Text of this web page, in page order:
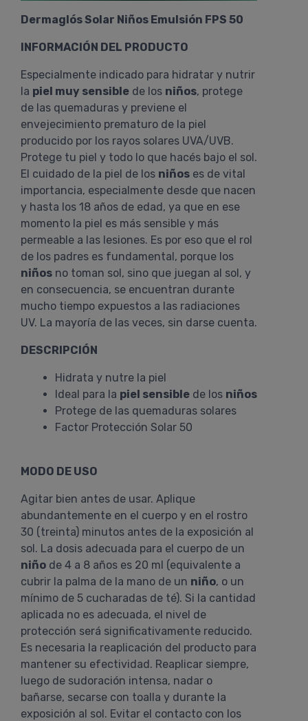
Dermaglós Solar Niños Emulsión FPS 50
INFORMACIÓN DEL PRODUCTO
Especialmente indicado para hidratar y nutrir
la piel muy sensible de los niños, protege
de las quemaduras y previene el
envejecimiento prematuro de la piel
producido por los rayos solares UVA/UVB.
Protege tu piel y todo lo que hacés bajo el sol.
El cuidado de la piel de los niños es de vital
importancia, especialmente desde que nacen
y hasta los 18 años de edad, ya que en ese
momento la piel es más sensible y más
permeable a las lesiones. Es por eso que el rol
de los padres es fundamental, porque los
niños no toman sol, sino que juegan al sol, y
en consecuencia, se encuentran durante
mucho tiempo expuestos a las radiaciones
UV. La mayoría de las veces, sin darse cuenta.
DESCRIPCIÓN
Hidrata y nutre la piel
Ideal para la piel sensible de los niños
Protege de las quemaduras solares
Factor Protección Solar 50
MODO DE USO
Agitar bien antes de usar. Aplique
abundantemente en el cuerpo y en el rostro
30 (treinta) minutos antes de la exposición al
sol. La dosis adecuada para el cuerpo de un
niño de 4 a 8 años es 20 ml (equivalente a
cubrir la palma de la mano de un niño, o un
mínimo de 5 cucharadas de té). Si la cantidad
aplicada no es adecuada, el nivel de
protección será significativamente reducido.
Es necesaria la reaplicación del producto para
mantener su efectividad. Reaplicar siempre,
luego de sudoración intensa, nadar o
bañarse, secarse con toalla y durante la
exposición al sol. Evitar el contacto con los